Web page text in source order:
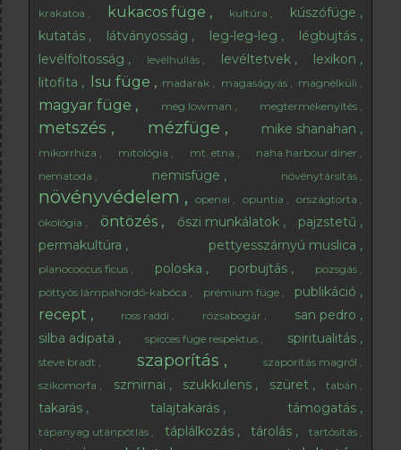
krakatoa kukacos füge kultúra
kúszófüge
kutatás
látványosság leg-leg-leg
légbujtás
levélfoltosság
levélhullás levéltetvek
lexikon
litofita
lsu füge madarak magaságyás magnélküli
magyar füge meg lowman megtermékenyítés
metszés mézfüge mike shanahan
mikorrhiza mitológia mt. etna
naha harbour diner
nematoda
nemisfüge növénytársítás
növényvédelem openai opuntia
országtorta
ökológia
öntözés őszi munkálatok
pajzstetű
permakultúra
pettyesszárnyú muslica
planococcus ficus poloska porbujtás
pozsgás
pöttyös lámpahordó-kabóca
prémium füge publikáció
recept ross raddi rózsabogár
san pedro
silba adipata
spicces füge respektus spiritualitás
steve bradt szaporítás
szaporítás magról
szikomorfa
szmirnai szukkulens szüret tabán
takarás talajtakarás támogatás
tápanyag utánpótlás táplálkozás tárolás tartósítás